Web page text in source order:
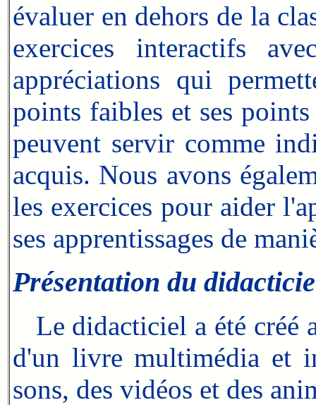
évaluer en dehors de la
exercices interactifs
appréciations qui
points faibles et ses
peuvent servir comme
acquis. Nous avons
les exercices pour aider
ses apprentissages de
Présentation du
Le didacticiel a été créé
d'un livre multimédia et
sons, des vidéos et des